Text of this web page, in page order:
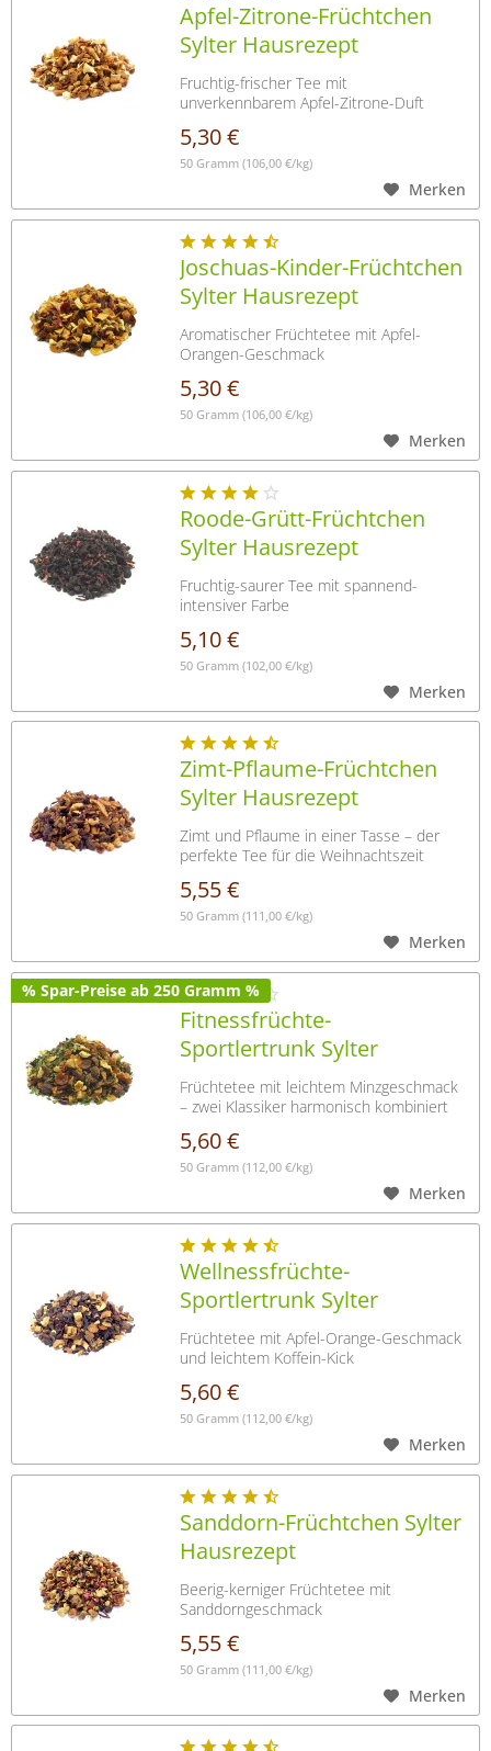
Apfel-Zitrone-Früchtchen
Sylter Hausrezept
Fruchtig-frischer Tee mit
unverkennbarem Apfel-Zitrone-Duft
5,30 €
50 Gramm (106,00 €/kg)
Merken
Joschuas-Kinder-Früchtchen
Sylter Hausrezept
Aromatischer Früchtetee mit Apfel-
Orangen-Geschmack
5,30 €
50 Gramm (106,00 €/kg)
Merken
Roode-Grütt-Früchtchen
Sylter Hausrezept
Fruchtig-saurer Tee mit spannend-
intensiver Farbe
5,10 €
50 Gramm (102,00 €/kg)
Merken
Zimt-Pflaume-Früchtchen
Sylter Hausrezept
Zimt und Pflaume in einer Tasse – der
perfekte Tee für die Weihnachtszeit
5,55 €
50 Gramm (111,00 €/kg)
Merken
% Spar-Preise ab 250 Gramm %
Fitnessfrüchte-
Sportlertrunk Sylter
Fruchtgenuß
Früchtetee mit leichtem Minzgeschmack
– zwei Klassiker harmonisch kombiniert
5,60 €
50 Gramm (112,00 €/kg)
Merken
Wellnessfrüchte-
Sportlertrunk Sylter
Fruchtgenuss
Früchtetee mit Apfel-Orange-Geschmack
und leichtem Koffein-Kick
5,60 €
50 Gramm (112,00 €/kg)
Merken
Sanddorn-Früchtchen Sylter
Hausrezept
Beerig-kerniger Früchtetee mit
Sanddorngeschmack
5,55 €
50 Gramm (111,00 €/kg)
Merken